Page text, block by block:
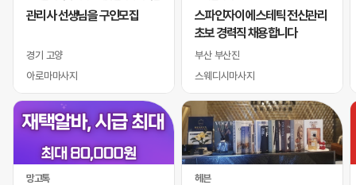
관리사 선생님을 구인모집
경기 고양
아로마마사지
망고톡
스파인자이 에스테틱 전신관리
초보 경력직 채용합니다
부산 부산진
스웨디시마사지
헤븐